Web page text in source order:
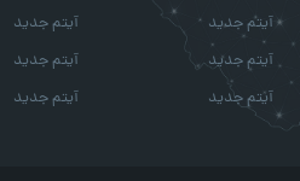
آیتم جدید
آیتم جدید
آیتم جدید
آیتم جدید
آیتم جدید
آیتم جدید